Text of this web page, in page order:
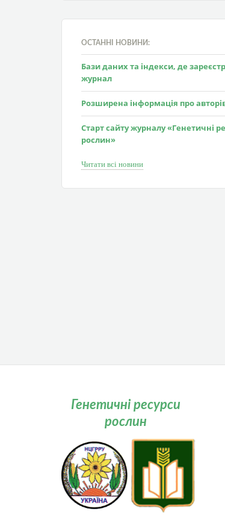
ОСТАННІ НОВИНИ:
Бази даних та індекси, де
журнал
Розширена інформація про
Старт сайту журналу «Генетичні
рослин»
Читати всі новини
Генетичні ресурси
рослин